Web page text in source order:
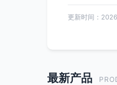
更新时间：
最新产品